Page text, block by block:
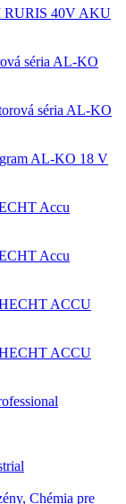
RURIS 40V AKU
AL-KO
AL-KO
AL-KO 18 V
Accu
Accu
ACCU
ACCU
Chémia pre